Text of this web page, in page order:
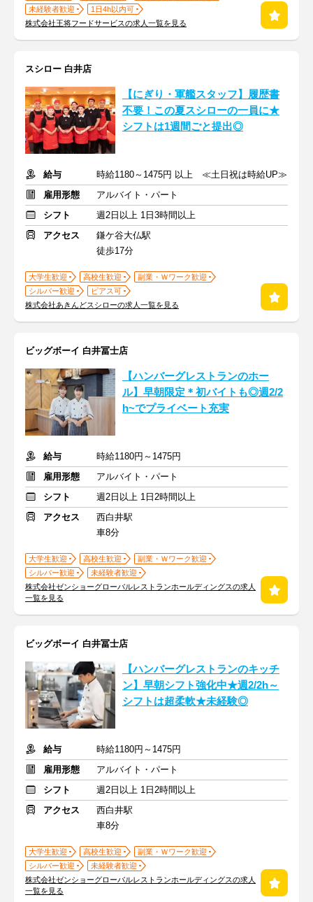
未経験者歓迎
1日4h以内可
株式会社王将フードサービスの求人一覧を見る
スシロー 白井店
【にぎり・軍艦スタッフ】履歴書
不要！この夏スシローの一員に★
シフトは1週間ごと提出◎
給与
時給1180～1475円 以上 ≪土日祝は時給UP≫
雇用形態
アルバイト・パート
シフト
週2日以上 1日3時間以上
アクセス
鎌ケ谷大仏駅
徒歩17分
大学生歓迎 高校生歓迎
副業・Ｗワーク歓迎
シルバー歓迎
ピアス可
株式会社あきんどスシローの求人一覧を見る
ビッグボーイ 白井冨士店
【ハンバーグレストランのホー
ル】早朝限定＊初バイトも◎週2/2
h~でプライベート充実
給与
時給1180円～1475円
雇用形態
アルバイト・パート
シフト
週2日以上 1日2時間以上
アクセス
西白井駅
車8分
大学生歓迎 高校生歓迎
副業・Ｗワーク歓迎
シルバー歓迎
未経験者歓迎
株式会社ゼンショーグローバルレストランホールディングスの求人
一覧を見る
ビッグボーイ 白井冨士店
【ハンバーグレストランのキッチ
ン】早朝シフト強化中★週2/2h～
シフトは超柔軟★未経験◎
給与
時給1180円～1475円
雇用形態
アルバイト・パート
シフト
週2日以上 1日2時間以上
アクセス
西白井駅
車8分
大学生歓迎 高校生歓迎
副業・Ｗワーク歓迎
シルバー歓迎
未経験者歓迎
株式会社ゼンショーグローバルレストランホールディングスの求人
一覧を見る